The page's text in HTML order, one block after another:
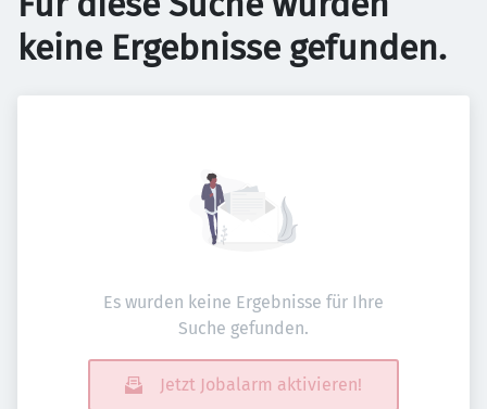
keine Ergebnisse gefunden.
Es wurden keine Ergebnisse für Ihre
Suche gefunden.
Jetzt Jobalarm aktivieren!